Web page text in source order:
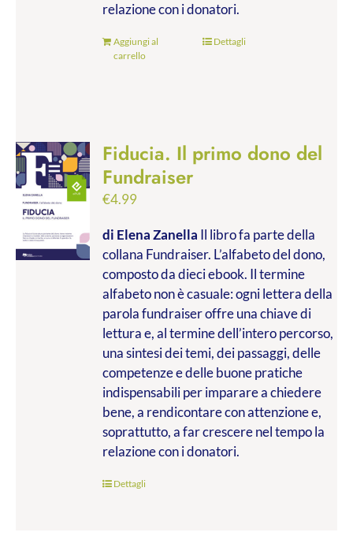
relazione con i donatori.
Aggiungi al
carrello
Dettagli
Fiducia. Il primo dono del
Fundraiser
€4.99
di Elena Zanella Il libro fa parte della
collana Fundraiser. L’alfabeto del dono,
composto da dieci ebook. Il termine
alfabeto non è casuale: ogni lettera della
parola fundraiser offre una chiave di
lettura e, al termine dell’intero percorso,
una sintesi dei temi, dei passaggi, delle
competenze e delle buone pratiche
indispensabili per imparare a chiedere
bene, a rendicontare con attenzione e,
soprattutto, a far crescere nel tempo la
relazione con i donatori.
Dettagli